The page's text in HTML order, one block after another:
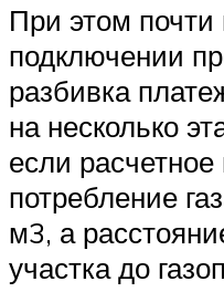
При этом почти
подключении
разбивка
на несколько
если
потребление
м3, а
участка до